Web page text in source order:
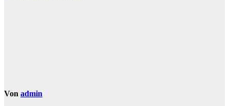
Von admin